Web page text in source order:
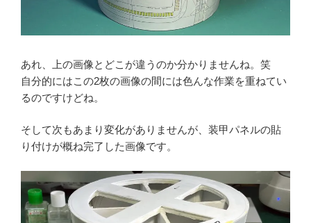
あれ、上の画像とどこが違うのか分かりませんね。笑
自分的にはこの2枚の画像の間には色んな作業を重ねてい
るのですけどね。
そして次もあまり変化がありませんが、装甲パネルの貼
り付けが概ね完了した画像です。